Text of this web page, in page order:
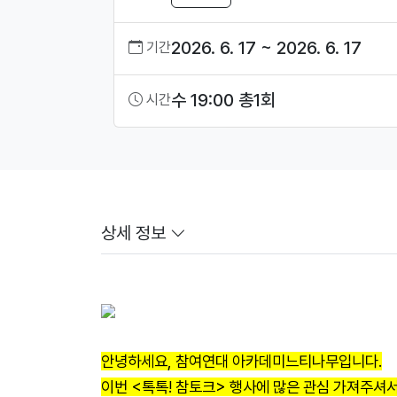
기간2026. 6. 17 ~ 2026. 6. 17
시간수 19:00 총1회
상세 정보
안녕하세요, 참여연대 아카데미느티나무입니다.
이번 <톡톡! 참토크> 행사에 많은 관심 가져주셔